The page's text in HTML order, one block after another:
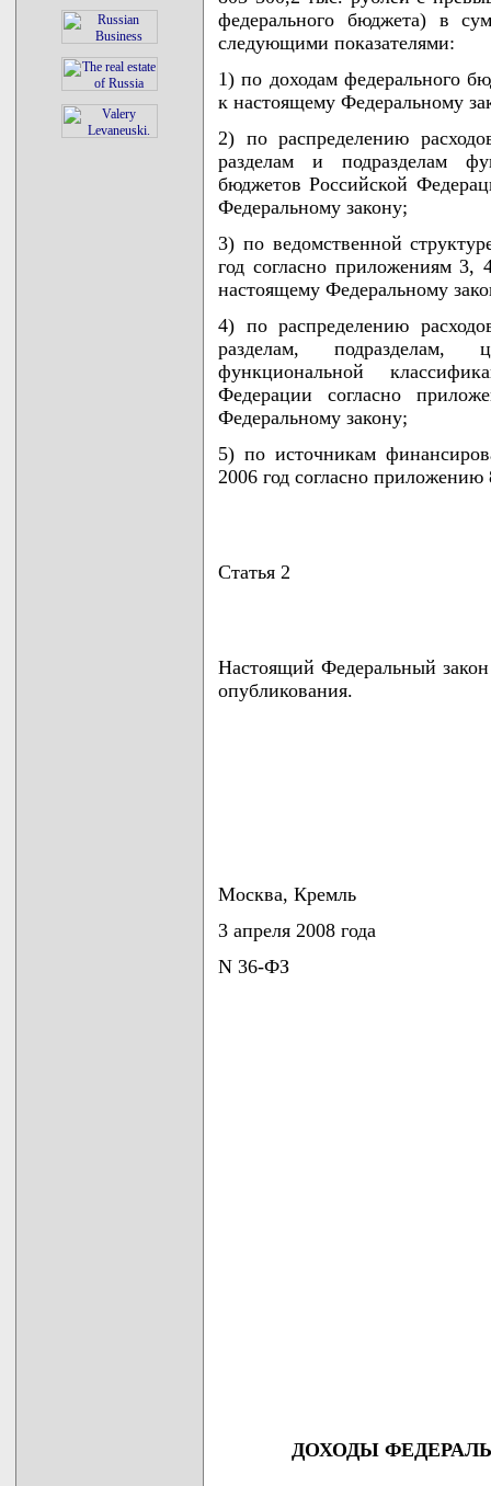
федерального бюджета) в
следующими показателями:
1) по доходам федерального
к настоящему Федеральному
2) по распределению
разделам и подразделам
бюджетов Российской
Федеральному закону;
3) по ведомственной
год согласно приложениям 3,
настоящему Федеральному
4) по распределению
разделам, подразделам,
функциональной
Федерации согласно
Федеральному закону;
5) по источникам
2006 год согласно
Статья 2
Настоящий Федеральный
опубликования.
Москва, Кремль
3 апреля 2008 года
N 36-ФЗ
ДОХОДЫ